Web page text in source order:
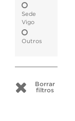
Sede
Vigo
Outros
Borrar
filtros